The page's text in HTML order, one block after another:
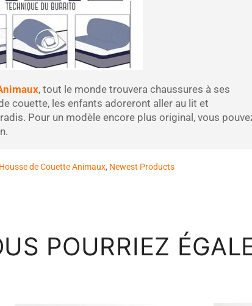
, tout le monde trouvera chaussures à ses
couette, les enfants adoreront aller au lit et
Pour un modèle encore plus original, vous
Housse de Couette Animaux, Newest Products
POURRIEZ